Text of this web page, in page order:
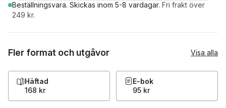
Beställningsvara. Skickas inom 5-8 vardagar. Fri frakt över
249 kr.
Fler format och utgåvor Visa alla
Häftad
168 kr
E-bok
95 kr